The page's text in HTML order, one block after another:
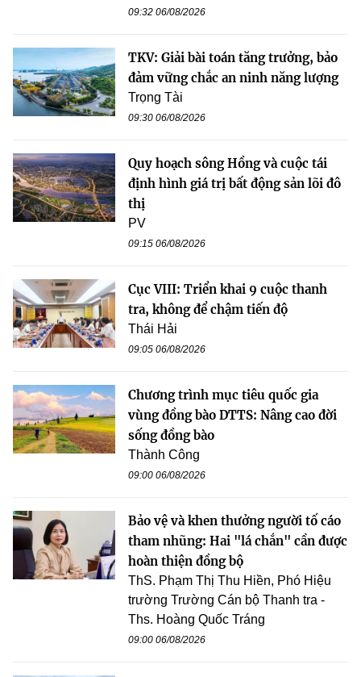
09:32 06/08/2026
TKV: Giải bài toán tăng trưởng, bảo
đảm vững chắc an ninh năng lượng
Trọng Tài
09:30 06/08/2026
Quy hoạch sông Hồng và cuộc tái
định hình giá trị bất động sản lõi đô
thị
PV
09:15 06/08/2026
Cục VIII: Triển khai 9 cuộc thanh
tra, không để chậm tiến độ
Thái Hải
09:05 06/08/2026
Chương trình mục tiêu quốc gia
vùng đồng bào DTTS: Nâng cao đời
sống đồng bào
Thành Công
09:00 06/08/2026
Bảo vệ và khen thưởng người tố cáo
tham nhũng: Hai "lá chắn" cần được
hoàn thiện đồng bộ
ThS. Phạm Thị Thu Hiền, Phó Hiệu
trường Trường Cán bộ Thanh tra -
Ths. Hoàng Quốc Tráng
09:00 06/08/2026